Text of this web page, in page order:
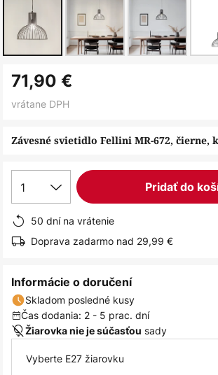
na
začiatok
obrázkov
Závesné svietidlo Fellini MR-672, čierne,
71,90 €
vrátane DPH
1 Pridať do
50 dní na vrátenie
Doprava zadarmo nad 29,99 €
Informácie o doručení
Skladom posledné kusy
Čas dodania: 2 - 5 prac. dní
Žiarovka nie je súčasťou sady
Vyberte E27 žiarovku